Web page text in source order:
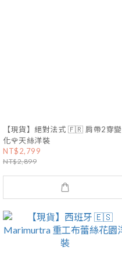
【現貨】絕對法式 🇫🇷 肩帶2穿變
化🌹天絲洋裝
NT$2,799
NT$2,899